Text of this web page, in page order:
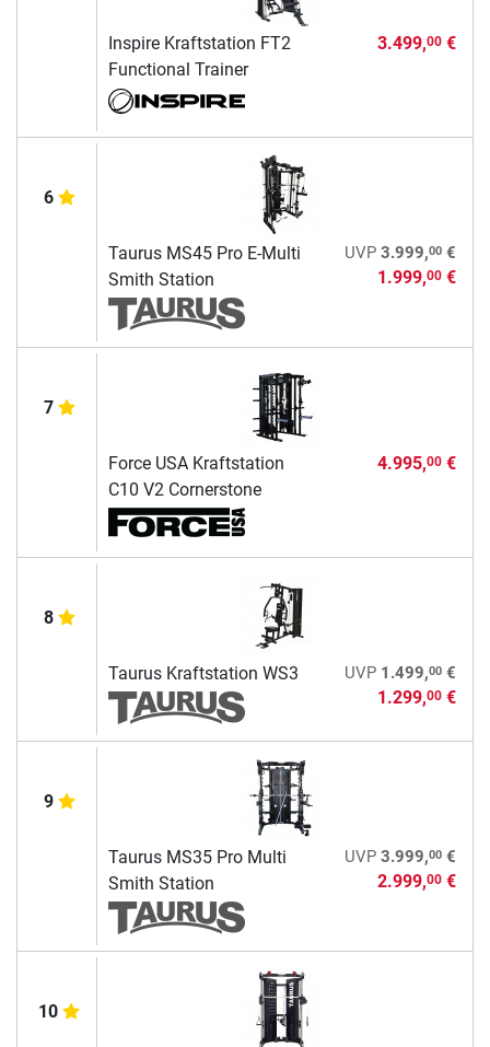
Inspire Kraftstation FT2
Functional Trainer
3.499,00€
6
Taurus MS45 Pro E-Multi
Smith Station
UVP 3.999,00€
1.999,00€
7
Force USA Kraftstation
C10 V2 Cornerstone
4.995,00€
8
Taurus Kraftstation WS3 UVP 1.499,00€
1.299,00€
9
Taurus MS35 Pro Multi
Smith Station
UVP 3.999,00€
2.999,00€
10